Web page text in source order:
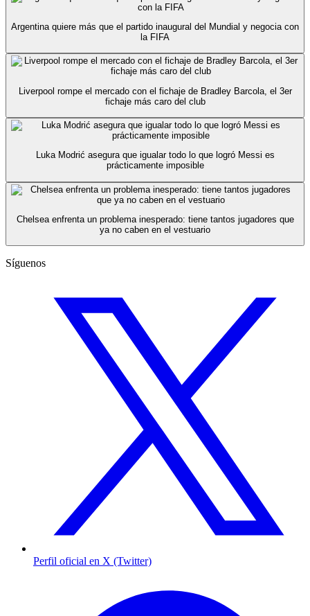
Argentina quiere más que el partido inaugural del Mundial y negocia con
la FIFA
Liverpool rompe el mercado con el fichaje de Bradley Barcola, el 3er
fichaje más caro del club
Luka Modrić asegura que igualar todo lo que logró Messi es
prácticamente imposible
Chelsea enfrenta un problema inesperado: tiene tantos jugadores que
ya no caben en el vestuario
Síguenos
Perfil oficial en X (Twitter)